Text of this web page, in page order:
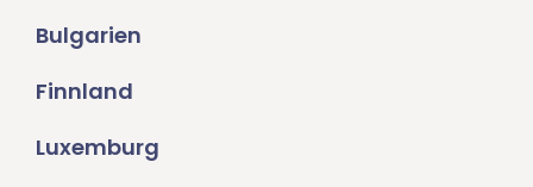
Bulgarien
Finnland
Luxemburg